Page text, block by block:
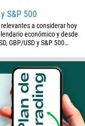
S&P 500
a considerar hoy
económico y desde
GBP/USD y S&P 500…